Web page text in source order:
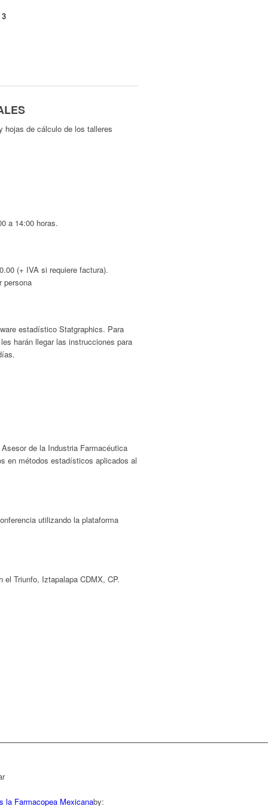
hojas de cálculo de los talleres
a 14:00 horas.
(+ IVA si requiere factura).
persona
estadístico Statgraphics. Para
harán llegar las instrucciones para
de la Industria Farmacéutica
en métodos estadísticos aplicados al
utilizando la plataforma
el Triunfo, Iztapalapa CDMX, CP.
la Farmacopea Mexicanaby: